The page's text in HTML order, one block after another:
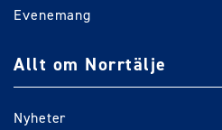
Evenemang
Allt om Norrtälje
Nyheter